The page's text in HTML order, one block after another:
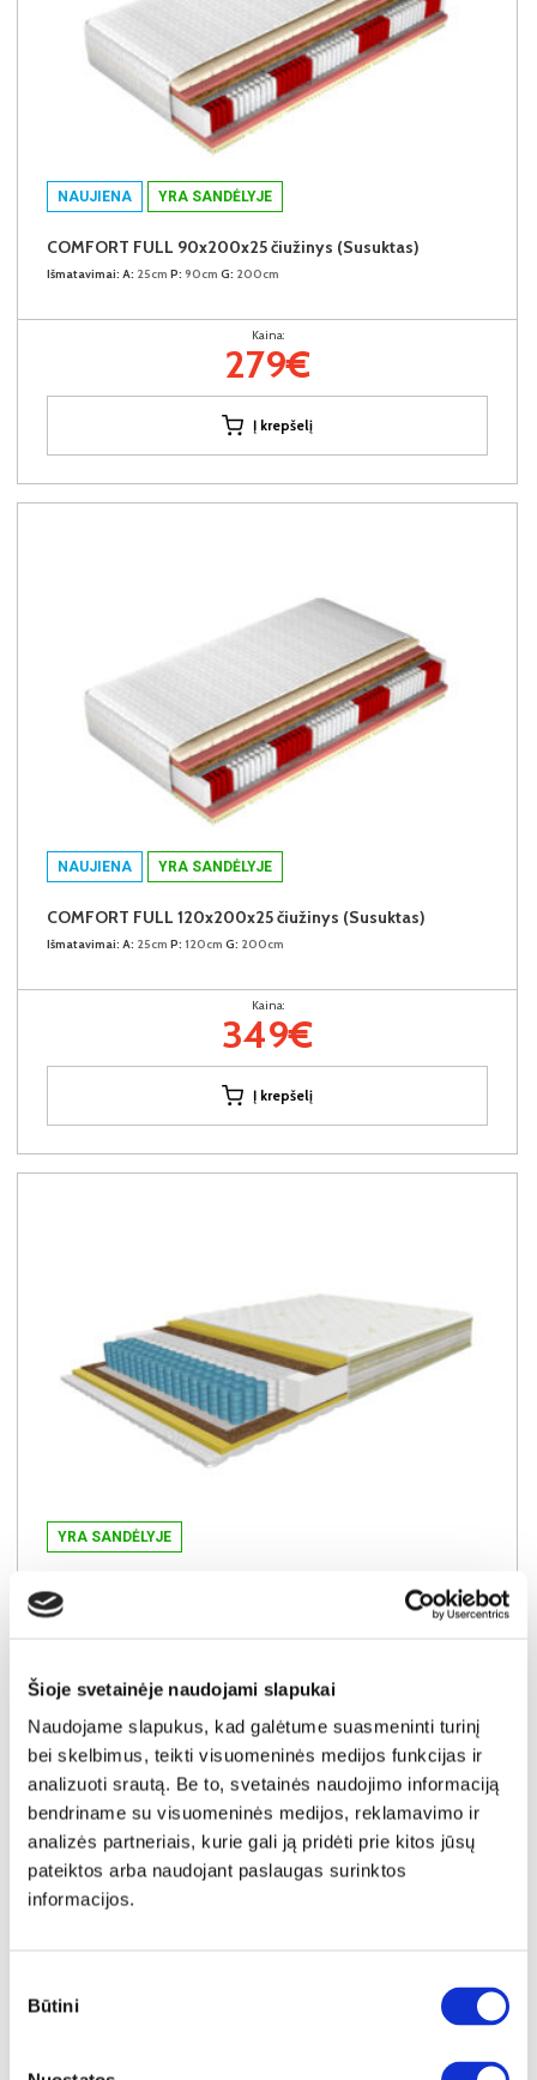
Šioje svetainėje naudojami slapukai
Naudojame slapukus, kad galėtume suasmeninti turinį
bei skelbimus, teikti visuomeninės medijos funkcijas ir
analizuoti srautą. Be to, svetainės naudojimo informaciją
bendriname su visuomeninės medijos, reklamavimo ir
analizės partneriais, kurie gali ją pridėti prie kitos jūsų
pateiktos arba naudojant paslaugas surinktos
informacijos.
pasirinkimas
Būtini
NAUJIENA YRA SANDĖLYJE
COMFORT FULL 90x200x25 čiužinys (Susuktas)
Išmatavimai: A: 25cm P: 90cm G: 200cm
Kaina:
279€
Į krepšelį
NAUJIENA YRA SANDĖLYJE
COMFORT FULL 120x200x25 čiužinys (Susuktas)
Išmatavimai: A: 25cm P: 120cm G: 200cm
Kaina:
349€
Į krepšelį
YRA SANDĖLYJE
AIR MEMORY 180x200x25 čiužinys
Išmatavimai:
529€
Į krepšelį